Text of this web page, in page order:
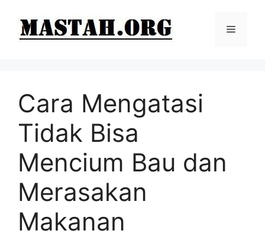
Menu
Cara Mengatasi
Tidak Bisa
Mencium Bau dan
Merasakan
Makanan